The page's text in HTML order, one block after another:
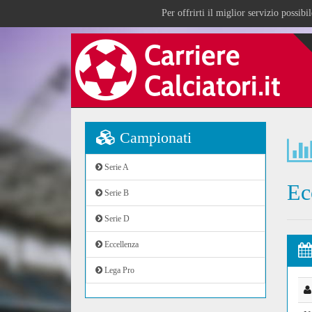
Per offrirti il miglior servizio
Campionati
Serie A
Serie B
Serie D
Eccellenza
Lega Pro